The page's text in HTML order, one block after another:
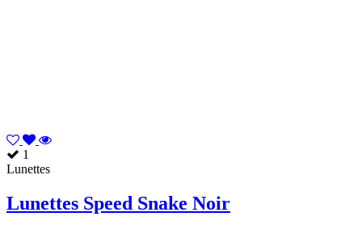
1
Lunettes
Lunettes Speed Snake Noir